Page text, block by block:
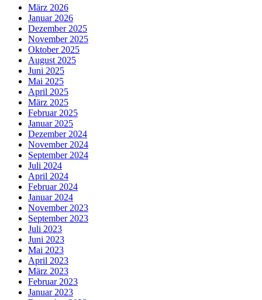
März 2026
Januar 2026
Dezember 2025
November 2025
Oktober 2025
August 2025
Juni 2025
Mai 2025
April 2025
März 2025
Februar 2025
Januar 2025
Dezember 2024
November 2024
September 2024
Juli 2024
April 2024
Februar 2024
Januar 2024
November 2023
September 2023
Juli 2023
Juni 2023
Mai 2023
April 2023
März 2023
Februar 2023
Januar 2023